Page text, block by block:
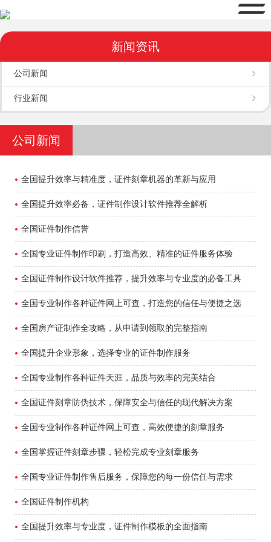
新闻资讯
公司新闻
行业新闻
公司新闻
全国提升效率与精准度，证件刻章机器的革新与应用
全国提升效率必备，证件制作设计软件推荐全解析
全国证件制作信誉
全国专业证件制作印刷，打造高效、精准的证件服务体验
全国证件制作设计软件推荐，提升效率与专业度的必备工具
全国专业制作各种证件网上可查，打造您的信任与便捷之选
全国房产证制作全攻略，从申请到领取的完整指南
全国提升企业形象，选择专业的证件制作服务
全国专业制作各种证件天涯，品质与效率的完美结合
全国证件刻章防伪技术，保障安全与信任的现代解决方案
全国专业制作各种证件网上可查，高效便捷的刻章服务
全国掌握证件刻章步骤，轻松完成专业刻章服务
全国专业证件制作售后服务，保障您的每一份信任与需求
全国证件制作机构
全国提升效率与专业度，证件制作模板的全面指南